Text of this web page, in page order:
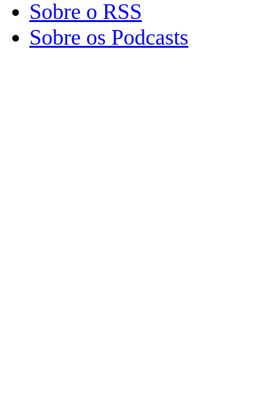
Sobre o RSS
Sobre os Podcasts